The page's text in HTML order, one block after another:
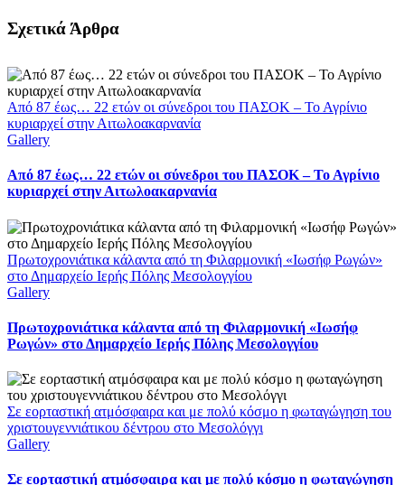
Facebook
X
LinkedIn
WhatsApp
Email
Σχετικά Άρθρα
Από 87 έως… 22 ετών οι σύνεδροι του ΠΑΣΟΚ – Το Αγρίνιο
κυριαρχεί στην Αιτωλοακαρνανία
Gallery
Από 87 έως… 22 ετών οι σύνεδροι του ΠΑΣΟΚ – Το Αγρίνιο
κυριαρχεί στην Αιτωλοακαρνανία
Πρωτοχρονιάτικα κάλαντα από τη Φιλαρμονική «Ιωσήφ Ρωγών»
στο Δημαρχείο Ιερής Πόλης Μεσολογγίου
Gallery
Πρωτοχρονιάτικα κάλαντα από τη Φιλαρμονική «Ιωσήφ
Ρωγών» στο Δημαρχείο Ιερής Πόλης Μεσολογγίου
Σε εορταστική ατμόσφαιρα και με πολύ κόσμο η φωταγώγηση του
χριστουγεννιάτικου δέντρου στο Μεσολόγγι
Gallery
Σε εορταστική ατμόσφαιρα και με πολύ κόσμο η φωταγώγηση